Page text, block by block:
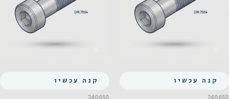
קנה עכשיו קנה עכשיו